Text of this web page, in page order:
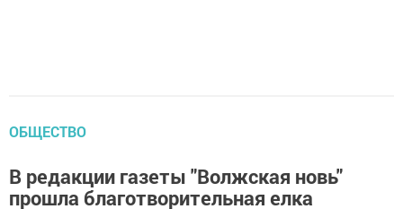
ОБЩЕСТВО
В редакции газеты "Волжская новь"
прошла благотворительная елка